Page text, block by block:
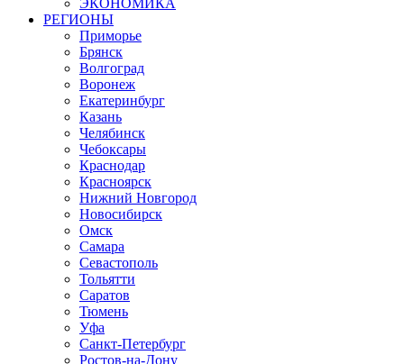
ЭКОНОМИКА
РЕГИОНЫ
Приморье
Брянск
Волгоград
Воронеж
Екатеринбург
Казань
Челябинск
Чебоксары
Краснодар
Красноярск
Нижний Новгород
Новосибирск
Омск
Самара
Севастополь
Тольятти
Саратов
Тюмень
Уфа
Санкт-Петербург
Ростов-на-Дону